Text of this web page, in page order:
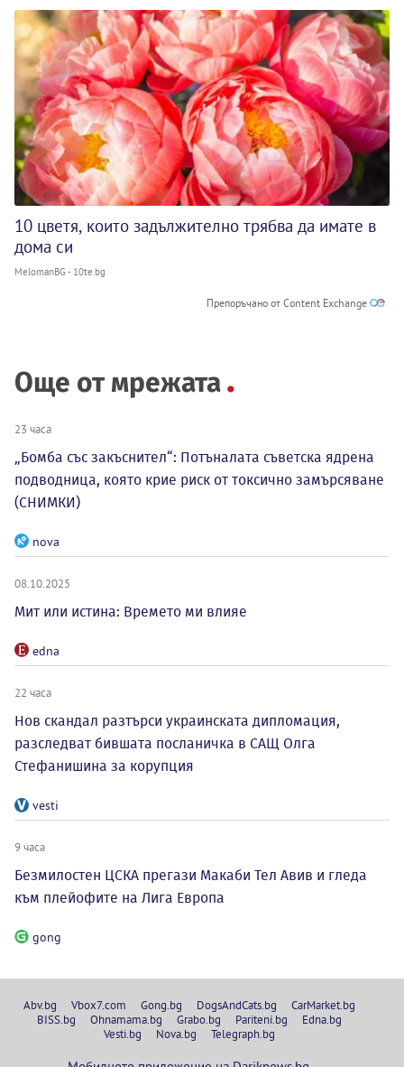
10 цветя, които задължително трябва да имате в
дома си
MelomanBG - 10te.bg
Препоръчано от Content Exchange
Още от мрежата
23 часа
„Бомба със закъснител“: Потъналата съветска ядрена
подводница, която крие риск от токсично замърсяване
(СНИМКИ)
nova
08.10.2025
Мит или истина: Времето ми влияе
edna
22 часа
Нов скандал разтърси украинската дипломация,
разследват бившата посланичка в САЩ Олга
Стефанишина за корупция
vesti
9 часа
Безмилостен ЦСКА прегази Макаби Тел Авив и гледа
към плейофите на Лига Европа
gong
Abv.bg Vbox7.com Gong.bg DogsAndCats.bg
CarMarket.bg
BISS.bg
Ohnamama.bg Grabo.bg Pariteni.bg
Edna.bg
Vesti.bg
Nova.bg Telegraph.bg